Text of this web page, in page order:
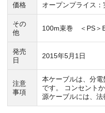
価格 オープンプライス：
その
他
100m束巻 ＜PS＞
発売
日
2015年5月1日
注意
事項
本ケーブルは、分
です。 コンセント
源ケーブルには、法